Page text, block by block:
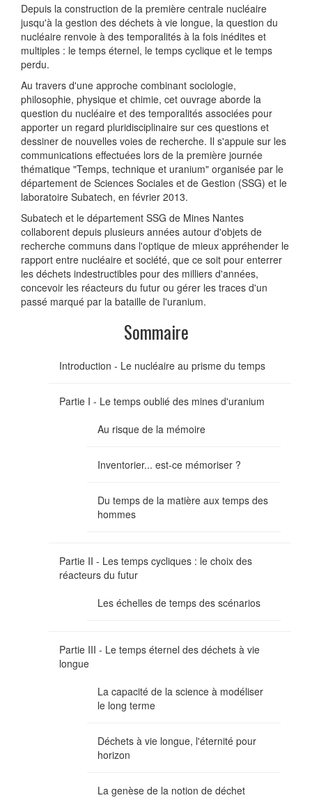
Depuis la construction de la première centrale nucléaire
jusqu'à la gestion des déchets à vie longue, la question du
nucléaire renvoie à des temporalités à la fois inédites et
multiples : le temps éternel, le temps cyclique et le temps
perdu.
Au travers d'une approche combinant sociologie,
philosophie, physique et chimie, cet ouvrage aborde la
question du nucléaire et des temporalités associées pour
apporter un regard pluridisciplinaire sur ces questions et
dessiner de nouvelles voies de recherche. Il s'appuie sur les
communications effectuées lors de la première journée
thématique "Temps, technique et uranium" organisée par le
département de Sciences Sociales et de Gestion (SSG) et le
laboratoire Subatech, en février 2013.
Subatech et le département SSG de Mines Nantes
collaborent depuis plusieurs années autour d'objets de
recherche communs dans l'optique de mieux appréhender le
rapport entre nucléaire et société, que ce soit pour enterrer
les déchets indestructibles pour des milliers d'années,
concevoir les réacteurs du futur ou gérer les traces d'un
passé marqué par la bataille de l'uranium.
Sommaire
Introduction - Le nucléaire au prisme du temps
Partie I - Le temps oublié des mines d'uranium
Au risque de la mémoire
Inventorier... est-ce mémoriser ?
Du temps de la matière aux temps des
hommes
Partie II - Les temps cycliques : le choix des
réacteurs du futur
Les échelles de temps des scénarios
Partie III - Le temps éternel des déchets à vie
longue
La capacité de la science à modéliser
le long terme
Déchets à vie longue, l'éternité pour
horizon
La genèse de la notion de déchet